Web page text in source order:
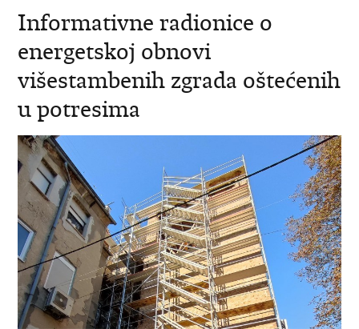
Informativne radionice o
energetskoj obnovi
višestambenih zgrada oštećenih
u potresima